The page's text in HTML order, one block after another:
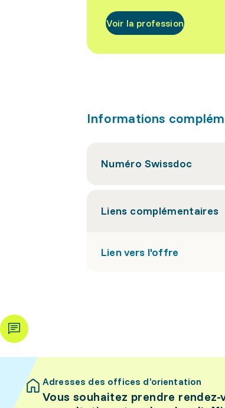
Voir la profession
Informations
Numéro Swissdoc
Liens complémentaires
Lien vers l'offre
Adresses des offices d’orientation
Vous souhaitez prendre rendez-